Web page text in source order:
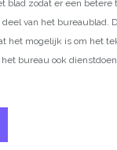
blad zodat er een betere
van het bureaublad.
het mogelijk is om het
bureau ook